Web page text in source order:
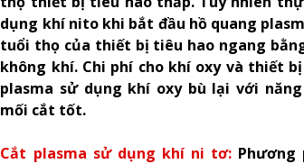
dụng khí nito khi bắt đầu hồ quang
tuổi thọ của thiết bị tiêu hao ngang
không khí. Chi phí cho khí oxy và thiết
plasma sử dụng khí oxy bù lại với
mối cắt tốt.
Cắt plasma sử dụng khí ni tơ: Phương